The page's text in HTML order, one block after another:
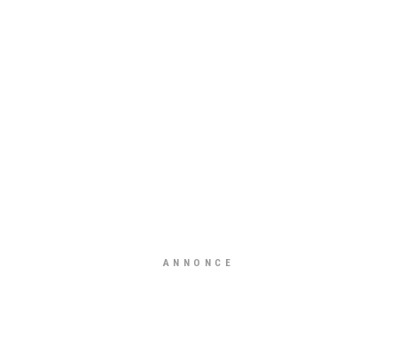
ANNONCE